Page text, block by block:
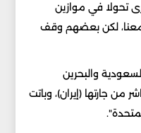
تحولا في موازين
معنا، لكن بعضهم وقف
والبحرين
من جارتها (إيران)، وباتت